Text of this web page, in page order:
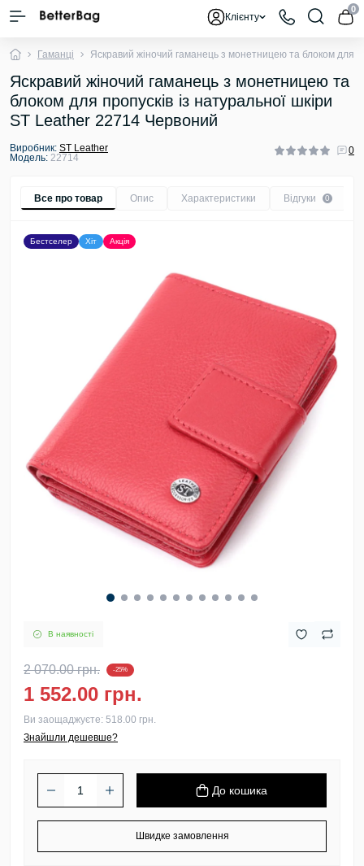
Клієнту
0
Гаманці Яскравий жіночий гаманець з монетницею та блоком для
Яскравий жіночий гаманець з монетницею та
блоком для пропусків із натуральної шкіри
ST Leather 22714 Червоний
Виробник: ST Leather
Модель: 22714
0
Все про товар Опис Характеристики Відгуки 0
Бестселер Хіт Акція
В наявності
2 070.00 грн. -25%
1 552.00 грн.
Ви заощаджуєте: 518.00 грн.
Знайшли дешевше?
До кошика
Швидке замовлення